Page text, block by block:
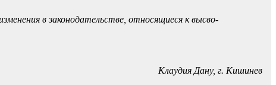
в зако­нодательстве, относящиеся к высво­
Клаудия Дану, г. Кишинев